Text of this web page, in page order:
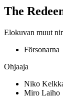
The
Elokuvan muut
Försonarna
Ohjaaja
Niko
Miro Laiho